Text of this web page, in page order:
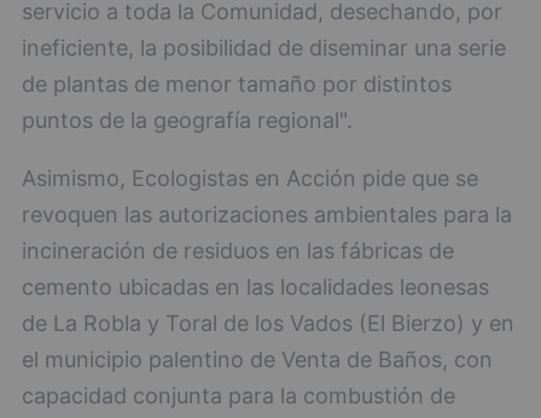
servicio a toda la Comunidad, desechando, por
ineficiente, la posibilidad de diseminar una serie
de plantas de menor tamaño por distintos
puntos de la geografía regional".
Asimismo, Ecologistas en Acción pide que se
revoquen las autorizaciones ambientales para la
incineración de residuos en las fábricas de
cemento ubicadas en las localidades leonesas
de La Robla y Toral de los Vados (El Bierzo) y en
el municipio palentino de Venta de Baños, con
capacidad conjunta para la combustión de